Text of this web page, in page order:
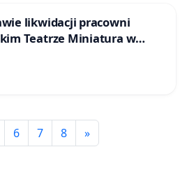
likwidacji pracowni
Teatrze Miniatura w
6 7 8 »